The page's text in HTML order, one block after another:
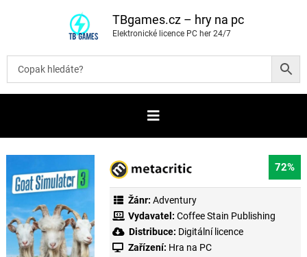
t
b
TBgames.cz – hry na pc
Elektronické licence PC her 24/7
72%
Žánr: Adventury
Vydavatel: Coffee Stain Publishing
Distribuce: Digitální licence
Zařízení: Hra na PC